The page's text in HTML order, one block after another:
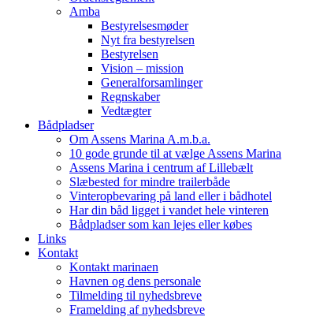
Amba
Bestyrelsesmøder
Nyt fra bestyrelsen
Bestyrelsen
Vision – mission
Generalforsamlinger
Regnskaber
Vedtægter
Bådpladser
Om Assens Marina A.m.b.a.
10 gode grunde til at vælge Assens Marina
Assens Marina i centrum af Lillebælt
Slæbested for mindre trailerbåde
Vinteropbevaring på land eller i bådhotel
Har din båd ligget i vandet hele vinteren
Bådpladser som kan lejes eller købes
Links
Kontakt
Kontakt marinaen
Havnen og dens personale
Tilmelding til nyhedsbreve
Framelding af nyhedsbreve